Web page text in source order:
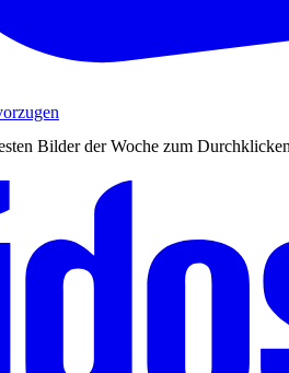
Bilder der Woche zum Durchklicken